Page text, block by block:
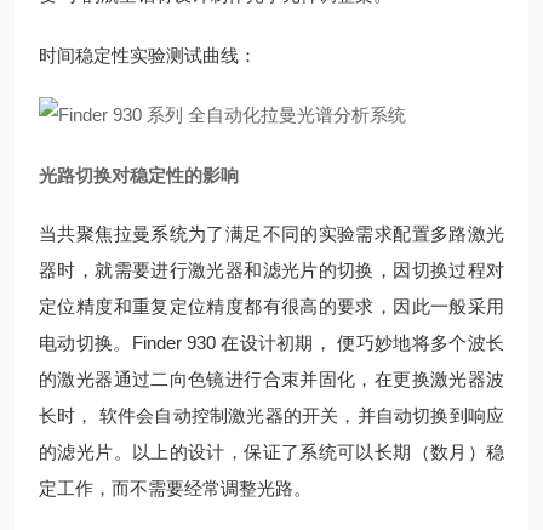
时间稳定性实验测试曲线：
光路切换对稳定性的影响
当共聚焦拉曼系统为了满足不同的实验需求配置多路激光
器时，就需要进行激光器和滤光片的切换，因切换过程对
定位精度和重复定位精度都有很高的要求，因此一般采用
电动切换。Finder 930 在设计初期， 便巧妙地将多个波长
的激光器通过二向色镜进行合束并固化，在更换激光器波
长时， 软件会自动控制激光器的开关，并自动切换到响应
的滤光片。以上的设计，保证了系统可以长期（数月）稳
定工作，而不需要经常调整光路。